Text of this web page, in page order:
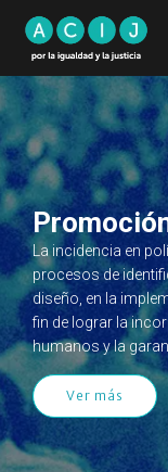
La incidencia en
procesos de
diseño, en la
fin de lograr la
humanos y la
Ver más